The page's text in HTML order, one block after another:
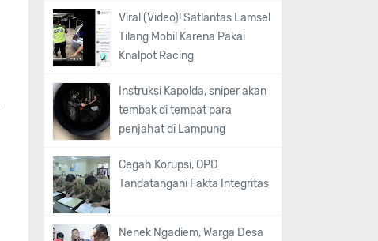
Viral (Video)! Satlantas Lamsel
Tilang Mobil Karena Pakai
Knalpot Racing
Instruksi Kapolda, sniper akan
tembak di tempat para
penjahat di Lampung
Cegah Korupsi, OPD
Tandatangani Fakta Integritas
Nenek Ngadiem, Warga Desa